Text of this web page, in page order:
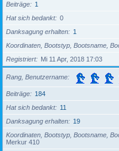
Beiträge
1
Hat sich bedankt
0
Danksagung erhalten
1
Koordinaten, Bootstyp, Bootsname,
Registriert
Mi 11 Apr, 2018 17:03
Rang, Benutzername
Beiträge
184
Hat sich bedankt
11
Danksagung erhalten
19
Koordinaten, Bootstyp, Bootsname,
Merkur 410